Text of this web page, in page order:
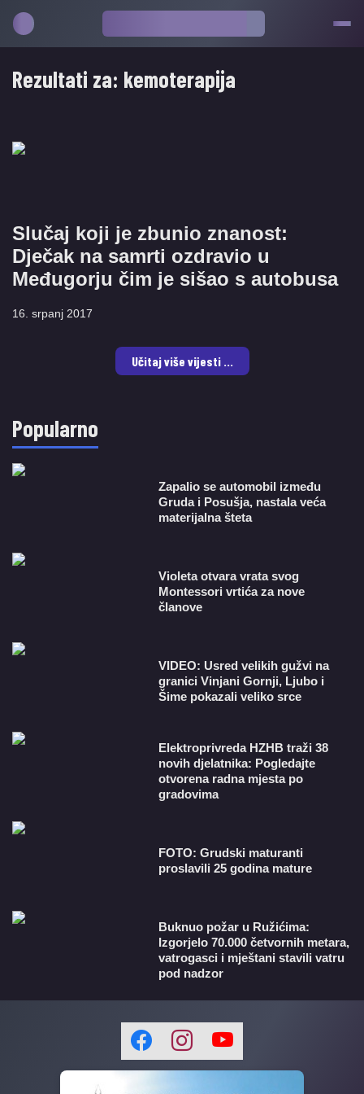
Rezultati za: kemoterapija
Slučaj koji je zbunio znanost:
Dječak na samrti ozdravio u
Međugorju čim je sišao s autobusa
16. srpanj 2017
Učitaj više vijesti ...
Popularno
Zapalio se automobil između
Gruda i Posušja, nastala veća
materijalna šteta
Violeta otvara vrata svog
Montessori vrtića za nove
članove
VIDEO: Usred velikih gužvi na
granici Vinjani Gornji, Ljubo i
Šime pokazali veliko srce
​Elektroprivreda HZHB traži 38
novih djelatnika: Pogledajte
otvorena radna mjesta po
gradovima
FOTO: Grudski maturanti
proslavili 25 godina mature
Buknuo požar u Ružićima:
Izgorjelo 70.000 četvornih metara,
vatrogasci i mještani stavili vatru
pod nadzor